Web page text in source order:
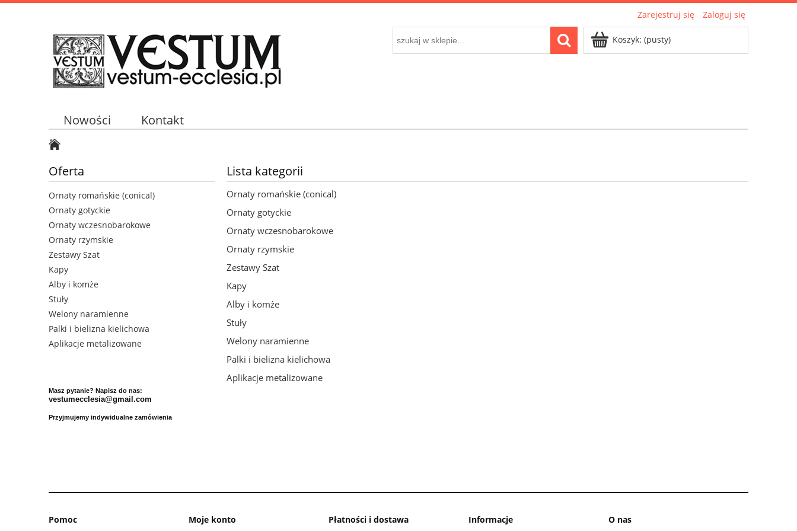
Zarejestruj się Zaloguj się
Koszyk: (pusty)
Nowości Kontakt
Oferta
Ornaty romańskie (conical)
Ornaty gotyckie
Ornaty wczesnobarokowe
Ornaty rzymskie
Zestawy Szat
Kapy
Alby i komże
Stuły
Welony naramienne
Palki i bielizna kielichowa
Aplikacje metalizowane
Masz pytanie? Napisz do nas:
vestumecclesia@gmail.com
Przyjmujemy indywidualne zamówienia
Lista kategorii
Ornaty romańskie (conical)
Ornaty gotyckie
Ornaty wczesnobarokowe
Ornaty rzymskie
Zestawy Szat
Kapy
Alby i komże
Stuły
Welony naramienne
Palki i bielizna kielichowa
Aplikacje metalizowane
Pomoc Moje konto Płatności i dostawa Informacje O nas